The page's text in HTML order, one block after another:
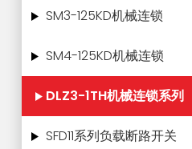
SM3-125KD机械连锁
SM4-125KD机械连锁
DLZ3-1TH机械连锁系列
SFD11系列负载断路开关